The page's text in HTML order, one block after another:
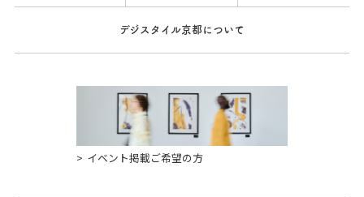
デジスタイル京都について
イベント掲載ご希望の方